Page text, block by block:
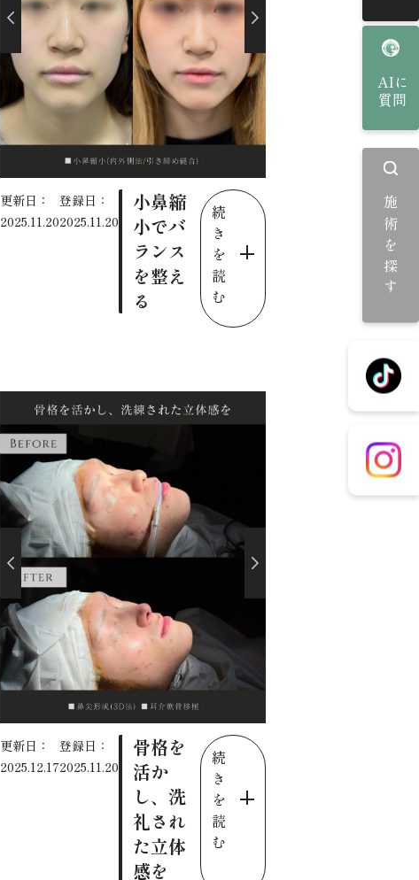
更新日：
2025.11.20
登録日：
2025.11.20
小鼻縮
小でバ
ランス
を整え
る
続
き
を
読
む
更新日：
2025.12.17
登録日：
2025.11.20
骨格を
活か
し、洗
礼され
た立体
感を
続
き
を
読
む
AIに
質問
施術を探す